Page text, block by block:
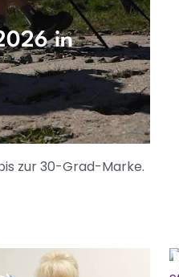
in
zur 30-Grad-Marke.